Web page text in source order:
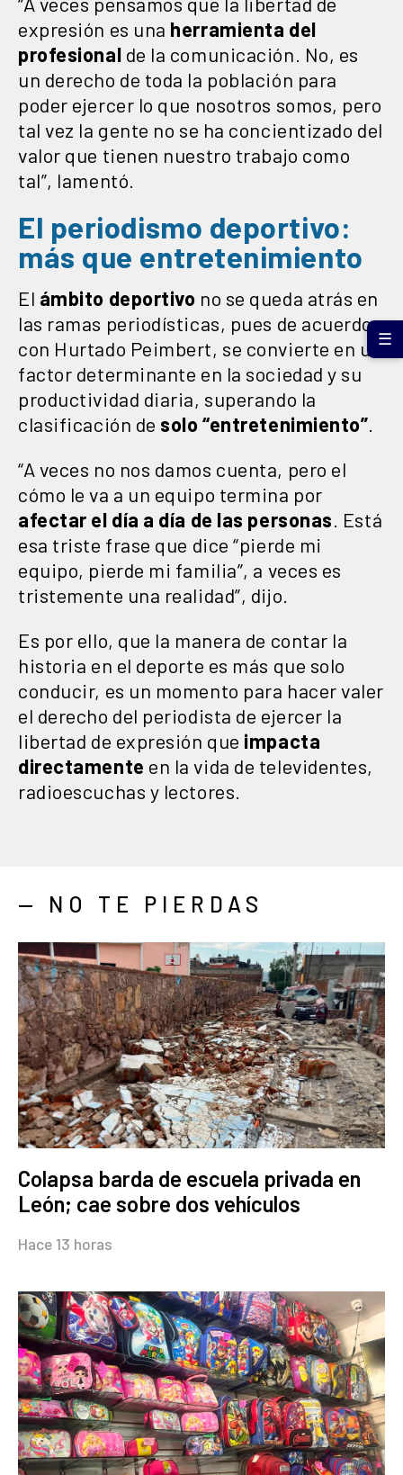
expresión es una herramienta del
profesional de la comunicación. No, es
un derecho de toda la población para
poder ejercer lo que nosotros somos, pero
tal vez la gente no se ha concientizado del
valor que tienen nuestro trabajo como
tal”, lamentó.
El periodismo deportivo:
más que entretenimiento
El ámbito deportivo no se queda atrás en
las ramas periodísticas, pues de acuerdo
con Hurtado Peimbert, se convierte en un
factor determinante en la sociedad y su
productividad diaria, superando la
clasificación de solo “entretenimiento”
“A veces no nos damos cuenta, pero el
cómo le va a un equipo termina por
afectar el día a día de las personas . Está
esa triste frase que dice “pierde mi
equipo, pierde mi familia”, a veces es
tristemente una realidad”, dijo.
Es por ello, que la manera de contar la
historia en el deporte es más que solo
conducir, es un momento para hacer valer
el derecho del periodista de ejercer la
libertad de expresión que impacta
directamente en la vida de televidentes,
radioescuchas y lectores.
— NO TE PIERDAS
Colapsa barda de escuela privada en
León; cae sobre dos vehículos
Hace 13 horas
☰